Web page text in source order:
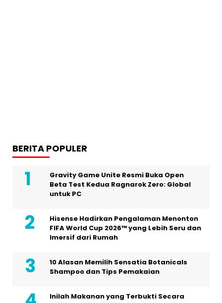
BERITA POPULER
Gravity Game Unite Resmi Buka Open
Beta Test Kedua Ragnarok Zero: Global
untuk PC
Hisense Hadirkan Pengalaman Menonton
FIFA World Cup 2026™ yang Lebih Seru dan
Imersif dari Rumah
10 Alasan Memilih Sensatia Botanicals
Shampoo dan Tips Pemakaian
Inilah Makanan yang Terbukti Secara